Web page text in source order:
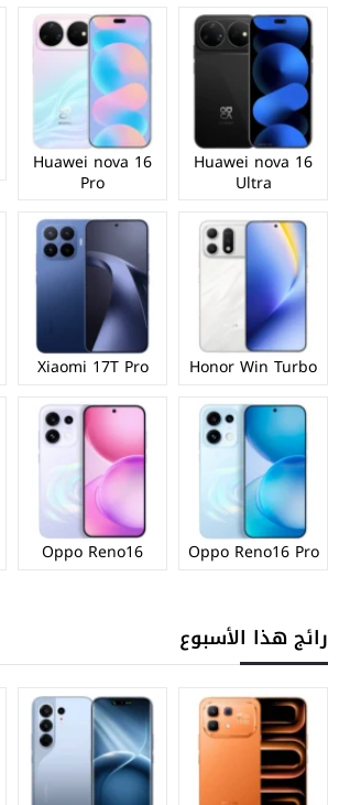
Huawei nova 16
Ultra
Huawei nova 16
Pro
Honor Win Turbo
Xiaomi 17T Pro
Oppo Reno16 Pro
Oppo Reno16
رائج هذا الأسبوع